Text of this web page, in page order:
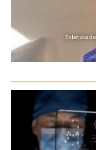
Estetska